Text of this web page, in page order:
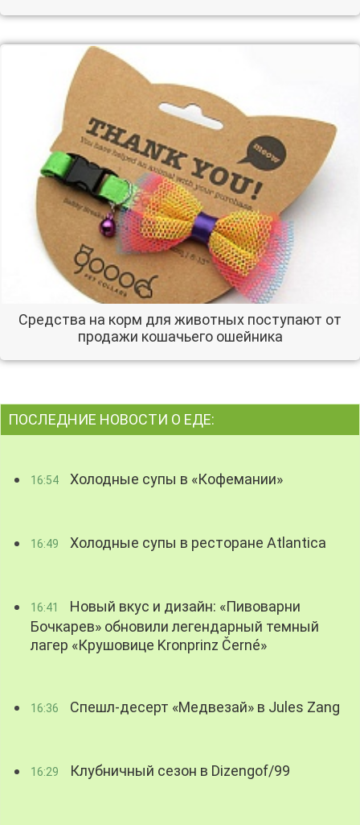
Средства на корм для животных поступают от
продажи кошачьего ошейника
ПОСЛЕДНИЕ НОВОСТИ О ЕДЕ:
16:54 Холодные супы в «Кофемании»
16:49 Холодные супы в ресторане Atlantica
16:41
Новый вкус и дизайн: «Пивоварни
Бочкарев» обновили легендарный темный
лагер «Крушовице Kronprinz Černé»
16:36 Спешл-десерт «Медвезай» в Jules Zang
16:29 Клубничный сезон в Dizengof/99